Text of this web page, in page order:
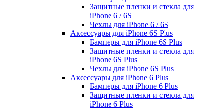
Защитные пленки и стекла для
iPhone 6 / 6S
Чехлы для iPhone 6 / 6S
Аксессуары для iPhone 6S Plus
Бамперы для iPhone 6S Plus
Защитные пленки и стекла для
iPhone 6S Plus
Чехлы для iPhone 6S Plus
Аксессуары для iPhone 6 Plus
Бамперы для iPhone 6 Plus
Защитные пленки и стекла для
iPhone 6 Plus